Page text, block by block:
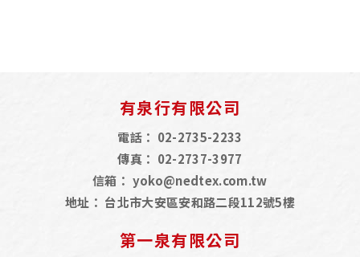
有泉行有限公司
電話： 02-2735-2233
傳真： 02-2737-3977
信箱： yoko@nedtex.com.tw
地址： 台北市大安區安和路二段112號5樓
第一泉有限公司